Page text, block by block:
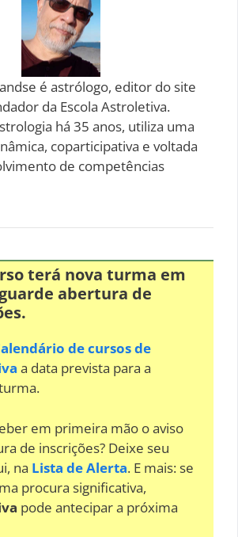
é astrólogo, editor do site
da Escola Astroletiva.
há 35 anos, utiliza uma
coparticipativa e voltada
de competências
terá nova turma em
abertura de
de cursos de
a data prevista para a
em primeira mão o aviso
de inscrições? Deixe seu
na Lista de Alerta. E mais: se
procura significativa,
pode antecipar a próxima